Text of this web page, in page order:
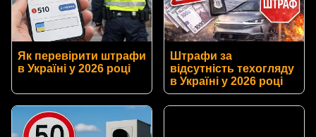
Як перевірити штрафи
в Україні у 2026 році
Штрафи за
відсутність техогляду
в Україні у 2026 році